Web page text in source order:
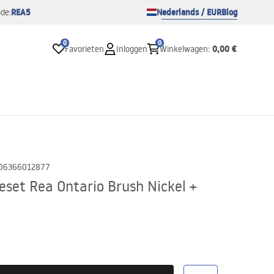
REA5 Nederlands / EURBlog
0
Favorieten Inloggen
0
Winkelwagen: 0,00 €
Rea Ontario Brush Nickel +